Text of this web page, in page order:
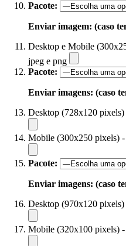
Pacote:
Enviar imagem: (caso
Desktop e Mobile
jpeg e png
Pacote:
Enviar imagens: (caso
Desktop (728x120
Mobile (300x250 pixels) -
Pacote:
Enviar imagens: (caso
Desktop (970x120
Mobile (320x100 pixels) -